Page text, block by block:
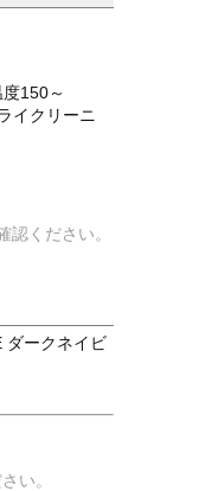
150～
イクリーニ
認ください。
ダークネイビ
い。